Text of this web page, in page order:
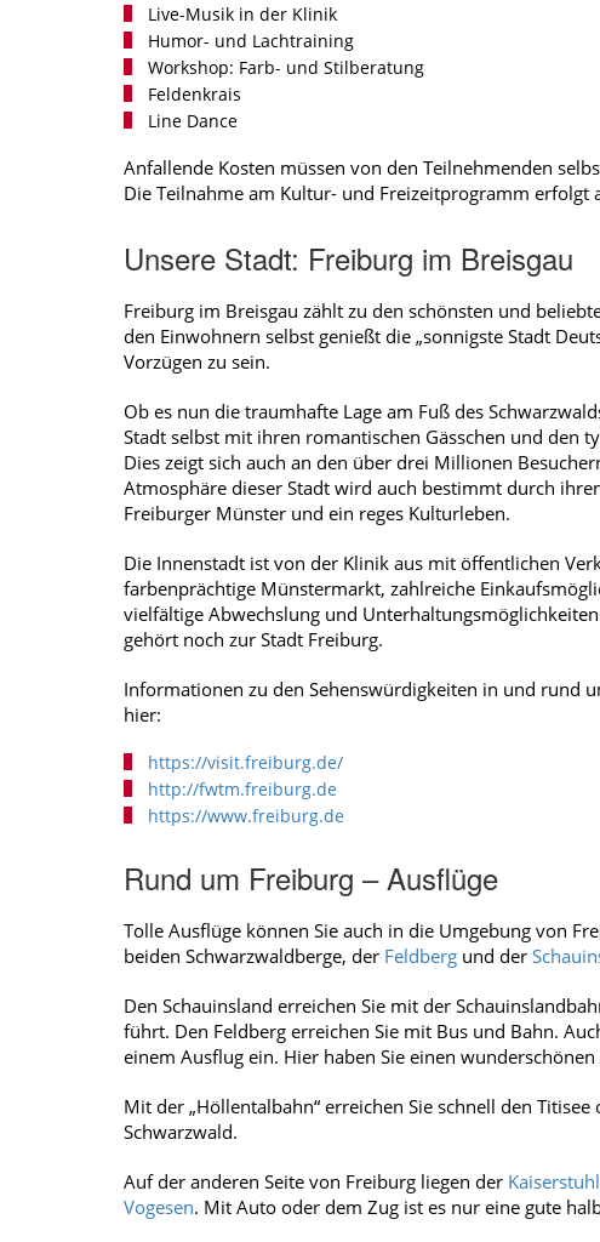
Live-Musik in der Klinik
Humor- und Lachtraining
Workshop: Farb- und Stilberatung
Feldenkrais
Line Dance
Anfallende Kosten müssen von den Teilnehmenden
Die Teilnahme am Kultur- und Freizeitprogramm erfolgt
Unsere Stadt: Freiburg im Breisgau
Freiburg im Breisgau zählt zu den schönsten und
den Einwohnern selbst genießt die „sonnigste Stadt
Vorzügen zu sein.
Ob es nun die traumhafte Lage am Fuß des
Stadt selbst mit ihren romantischen Gässchen und den
Dies zeigt sich auch an den über drei Millionen
Atmosphäre dieser Stadt wird auch bestimmt durch
Freiburger Münster und ein reges Kulturleben.
Die Innenstadt ist von der Klinik aus mit öffentlichen
farbenprächtige Münstermarkt, zahlreiche
vielfältige Abwechslung und
gehört noch zur Stadt Freiburg.
Informationen zu den Sehenswürdigkeiten in und rund
hier:
https://visit.freiburg.de/
http://fwtm.freiburg.de
https://www.freiburg.de
Rund um Freiburg – Ausflüge
Tolle Ausflüge können Sie auch in die Umgebung von
beiden Schwarzwaldberge, der Feldberg und der
Den Schauinsland erreichen Sie mit der
führt. Den Feldberg erreichen Sie mit Bus und Bahn.
einem Ausflug ein. Hier haben Sie einen
Mit der „Höllentalbahn“ erreichen Sie schnell den Titisee
Schwarzwald.
Auf der anderen Seite von Freiburg liegen der Kaiserstuhl
Vogesen. Mit Auto oder dem Zug ist es nur eine gute